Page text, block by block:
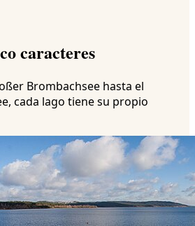
caracteres
Brombachsee hasta el
cada lago tiene su propio